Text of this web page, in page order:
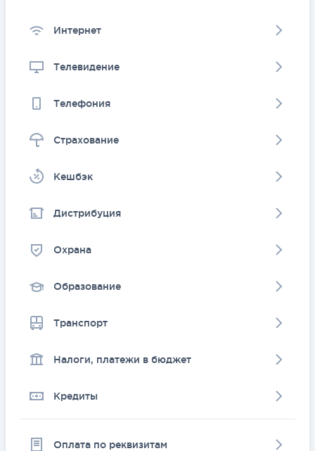
Интернет
Телевидение
Телефония
Страхование
Kешбэк
Дистрибуция
Охрана
Образование
Транспорт
Налоги, платежи в бюджет
Кредиты
Оплата по реквизитам